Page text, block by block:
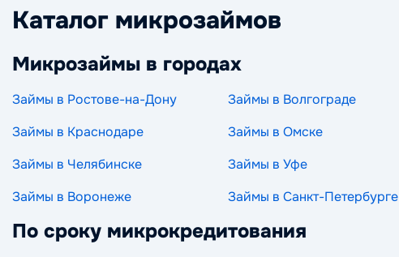
Каталог микрозаймов
Микрозаймы в городах
Займы в Ростове-на-Дону Займы в Волгограде
Займы в Краснодаре
Займы в Омске
Займы в Челябинске
Займы в Уфе
Займы в Воронеже
Займы в Санкт-Петербурге
По сроку микрокредитования